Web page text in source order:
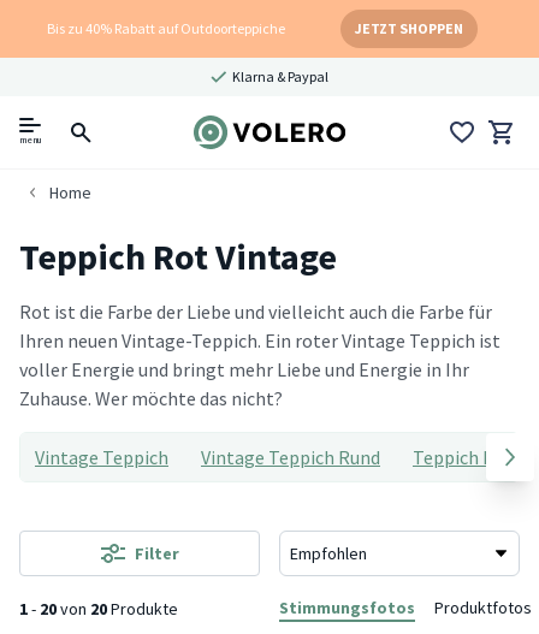
Bis zu 40% Rabatt auf Outdoorteppiche JETZT SHOPPEN
Klarna & Paypal
menu
Home
Teppich Rot Vintage
Rot ist die Farbe der Liebe und vielleicht auch die Farbe für
Ihren neuen Vintage-Teppich. Ein roter Vintage Teppich ist
voller Energie und bringt mehr Liebe und Energie in Ihr
Zuhause. Wer möchte das nicht?
Vintage Teppich Vintage Teppich Rund Teppich Rot
1- 20von 20Produkte
Filter
Stimmungsfotos Produktfotos